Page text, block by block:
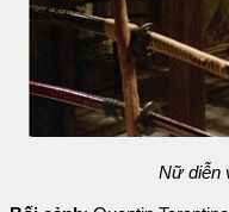
Nữ diễn